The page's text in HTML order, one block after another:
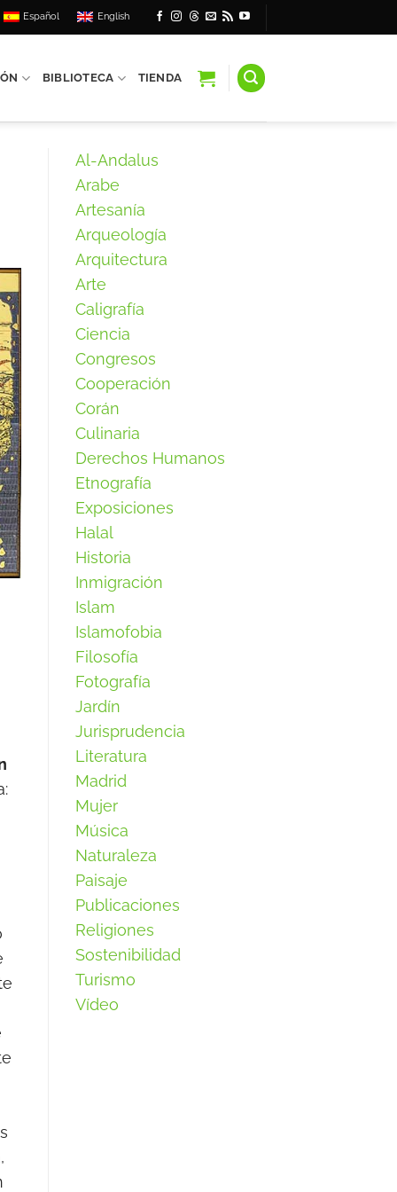
Español English
BIBLIOTECA TIENDA
Al-Andalus
Arabe
Artesanía
Arqueología
Arquitectura
Arte
Caligrafía
Ciencia
Congresos
Cooperación
Corán
Culinaria
Derechos Humanos
Etnografía
Exposiciones
Halal
Historia
Inmigración
Islam
Islamofobia
Filosofía
Fotografía
Jardín
Jurisprudencia
Literatura
Madrid
Mujer
Música
Naturaleza
Paisaje
Publicaciones
Religiones
Sostenibilidad
Turismo
Vídeo